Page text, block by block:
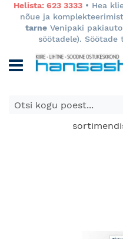
Helista: 623 3333• Hea
nõue ja
tarne Venipaki
söötadele).
E-poes kuvatavad
poes ja võivad